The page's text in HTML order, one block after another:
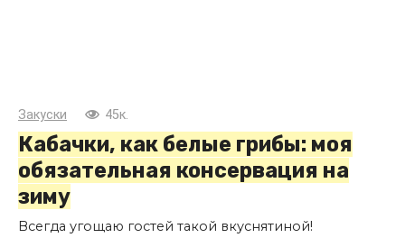
Закуски 45к.
Кабачки, как белые грибы: моя
обязательная консервация на
зиму
Всегда угощаю гостей такой вкуснятиной!